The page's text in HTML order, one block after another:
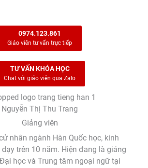
0974.123.861
Giáo viên tư vấn trực tiếp
TƯ VẤN KHÓA HỌC
Chat với giáo viên qua Zalo
Nguyễn Thị Thu Trang
Giảng viên
nhân ngành Hàn Quốc học, kinh
trên 10 năm. Hiện đang là giảng
học và Trung tâm ngoại ngữ tại